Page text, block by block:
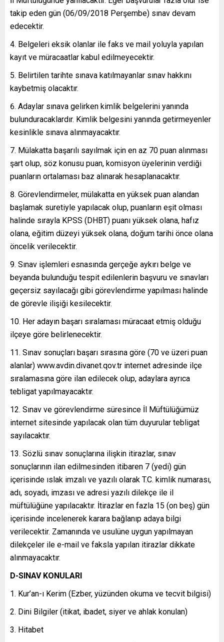
takip eden gün (06/09/2018 Perşembe) sınav devam
edecektir.
Belgeleri eksik olanlar ile faks ve mail yoluyla yapılan
kayıt ve müracaatlar kabul edilmeyecektir.
Belirtilen tarihte sınava katılmayanlar sınav hakkını
kaybetmiş olacaktır.
Adaylar sınava gelirken kimlik belgelerini yanında
bulunduracaklardır. Kimlik belgesini yanında getirmeyenler
kesinlikle sınava alınmayacaktır.
Mülakatta başarılı sayılmak için en az 70 puan alınması
şart olup, söz konusu puan, komisyon üyelerinin verdiği
puanların ortalaması baz alınarak hesaplanacaktır.
Görevlendirmeler, mülakatta en yüksek puan alandan
başlamak suretiyle yapılacak olup, puanların eşit olması
halinde sırayla KPSS (DHBT) puanı yüksek olana, hafız
olana, eğitim düzeyi yüksek olana, doğum tarihi önce olana
öncelik verilecektir.
Sınav işlemleri esnasında gerçeğe aykırı belge ve
beyanda bulunduğu tespit edilenlerin başvuru ve sınavları
geçersiz sayılacağı gibi görevlendirme yapılması halinde
de görevle ilişiği kesilecektir.
Her adayın başarı sıralaması müracaat etmiş olduğu
ilçeye göre belirlenecektir.
Sınav sonuçları başarı sırasına göre (70 ve üzeri puan
alanlar) www.avdin.divanet.qov.tr internet adresinde ilçe
sıralamasına göre ilan edilecek olup, adaylara ayrıca
tebligat yapılmayacaktır.
Sınav ve görevlendirme süresince İl Müftülüğümüz
internet sitesinde yapılacak olan tüm duyurular tebligat
sayılacaktır.
Sözlü sınav sonuçlarına ilişkin itirazlar, sınav
sonuçlarının ilan edilmesinden itibaren 7 (yedi) gün
içerisinde ıslak imzalı ve yazılı olarak T.C. kimlik numarası,
adı, soyadı, imzası ve adresi yazılı dilekçe ile il
müftülüğüne yapılacaktır. İtirazlar en fazla 15 (on beş) gün
içerisinde incelenerek karara bağlanıp adaya bilgi
verilecektir. Zamanında ve usulüne uygun yapılmayan
dilekçeler ile e-mail ve faksla yapılan itirazlar dikkate
alınmayacaktır.
D-SINAV KONULARI
Kur’an-ı Kerim (Ezber, yüzünden okuma ve tecvit bilgisi)
Dini Bilgiler (itikat, ibadet, siyer ve ahlak konulan)
Hitabet